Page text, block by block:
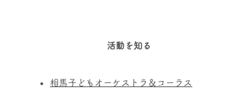
活動を知る
相馬子どもオーケストラ＆コーラス